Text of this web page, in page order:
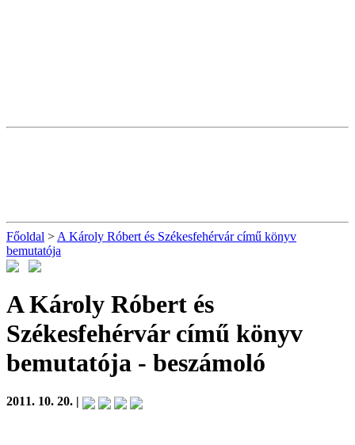
Főoldal > A Károly Róbert és Székesfehérvár című könyv
bemutatója
A Károly Róbert és
Székesfehérvár című könyv
bemutatója - beszámoló
2011. 10. 20. |